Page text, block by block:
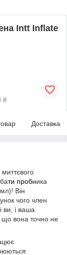
Intt Inflate
₴
Доставка
ти пробника
Він
чого член
ви, і ваша
що вона точно не